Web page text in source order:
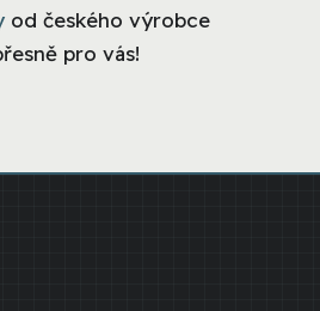
od českého výrobce
pro vás!